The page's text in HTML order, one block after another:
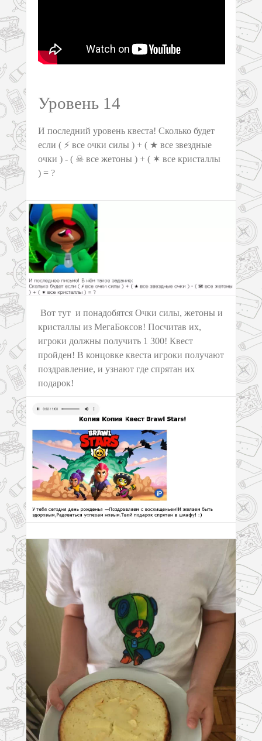
Уровень 14
И последний уровень квеста! Сколько будет
если ( ⚡ все очки силы ) + ( ★ все звездные
очки ) - ( ☠ все жетоны ) + ( ✶ все кристаллы
) = ?
Вот тут и понадобятся Очки силы, жетоны и
кристаллы из МегаБоксов! Посчитав их,
игроки должны получить 1 300! Квест
пройден! В концовке квеста игроки получают
поздравление, и узнают где спрятан их
подарок!